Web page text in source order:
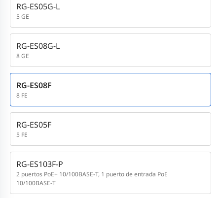
RG-ES05G-L
5 GE
RG-ES08G-L
8 GE
RG-ES08F
8 FE
RG-ES05F
5 FE
RG-ES103F-P
2 puertos PoE+ 10/100BASE-T, 1 puerto de entrada PoE
10/100BASE-T